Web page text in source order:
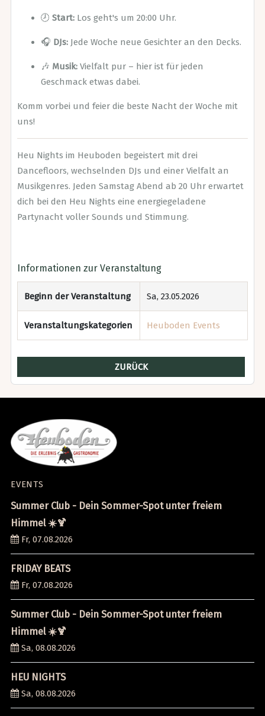
🕗 Start: Los geht's um 20:00 Uhr.
🎧 DJs: Jede Woche neue Gesichter an den Decks.
🎶 Musik: Vielfalt pur – hier ist für jeden
Geschmack etwas dabei.
Komm vorbei und feier die beste Nacht der Woche mit
uns!
Heu Nights im Heuboden begeistert mit drei
Dancefloors, wechselnden DJs und einer Vielfalt an
Musikgenres. Jeden Samstag Abend ab 20 Uhr erwartet
dich bei den Heu Nights eine energiegeladene
Partynacht voller Sounds und Stimmung.
Informationen zur Veranstaltung
Beginn der Veranstaltung Sa, 23.05.2026
Veranstaltungskategorien Heuboden Events
ZURÜCK
EVENTS
Summer Club - Dein Sommer-Spot unter freiem
Himmel ☀️🍹
Fr, 07.08.2026
FRIDAY BEATS
Fr, 07.08.2026
Summer Club - Dein Sommer-Spot unter freiem
Himmel ☀️🍹
Sa, 08.08.2026
HEU NIGHTS
Sa, 08.08.2026